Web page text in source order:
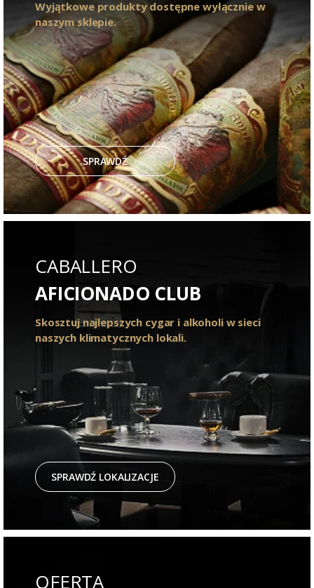
Wyjątkowe produkty dostępne wyłącznie w
naszym sklepie.
SPRAWDŹ
CABALLERO
AFICIONADO CLUB
Skosztuj najlepszych cygar i alkoholi w sieci
naszych klimatycznych lokali.
SPRAWDŹ LOKALIZACJE
OFERTA